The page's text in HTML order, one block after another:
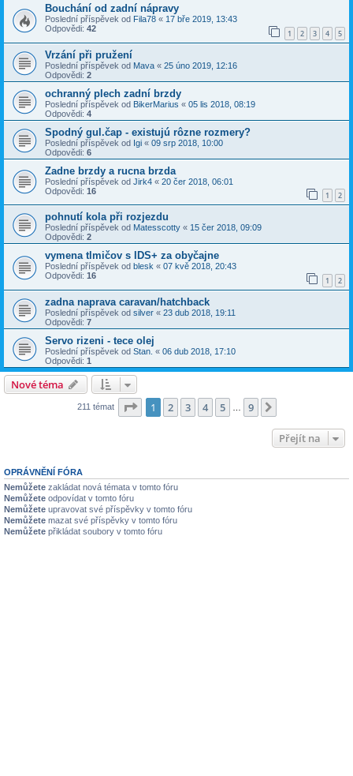
Bouchání od zadní nápravy
Poslední příspěvek od Fila78 « 17 bře 2019, 13:43
Odpovědi: 42 1 2 3 4 5
Vrzání při pružení
Poslední příspěvek od Mava « 25 úno 2019, 12:16
Odpovědi: 2
ochranný plech zadní brzdy
Poslední příspěvek od BikerMarius « 05 lis 2018, 08:19
Odpovědi: 4
Spodný gul.čap - existujú rôzne rozmery?
Poslední příspěvek od Igi « 09 srp 2018, 10:00
Odpovědi: 6
Zadne brzdy a rucna brzda
Poslední příspěvek od Jirk4 « 20 čer 2018, 06:01
Odpovědi: 16 1 2
pohnutí kola při rozjezdu
Poslední příspěvek od Matesscotty « 15 čer 2018, 09:09
Odpovědi: 2
vymena tlmičov s IDS+ za obyčajne
Poslední příspěvek od blesk « 07 kvě 2018, 20:43
Odpovědi: 16 1 2
zadna naprava caravan/hatchback
Poslední příspěvek od silver « 23 dub 2018, 19:11
Odpovědi: 7
Servo rizeni - tece olej
Poslední příspěvek od Stan. « 06 dub 2018, 17:10
Odpovědi: 1
Nové téma
211 témat Stránka z
1 2 3 4 5 9
Přejít na
OPRÁVNĚNÍ FÓRA
Nemůžete zakládat nová témata v tomto fóru
Nemůžete odpovídat v tomto fóru
Nemůžete upravovat své příspěvky v tomto fóru
Nemůžete mazat své příspěvky v tomto fóru
Nemůžete přikládat soubory v tomto fóru